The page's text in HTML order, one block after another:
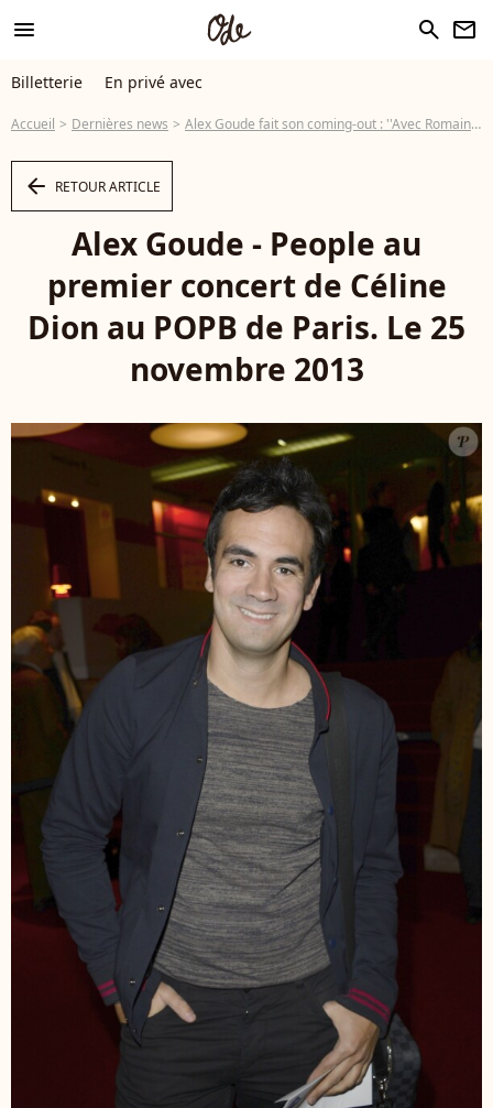
menu search newsletter
Billetterie En privé avec
Accueil Dernières news Alex Goude fait son coming-out : ''Avec Romain, nous avons fait un enfant''
arrow_left RETOUR ARTICLE
Alex Goude - People au
premier concert de Céline
Dion au POPB de Paris. Le 25
novembre 2013